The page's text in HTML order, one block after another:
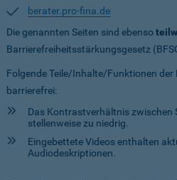
berater.pro-fina.de
Die genannten Seiten sind ebenso
Barrierefreiheitsstärkungsgesetz
Folgende Teile/Inhalte/Funktionen
barrierefrei:
Das Kontrastverhältnis
stellenweise zu niedrig.
Eingebettete Videos enthalten
Audiodeskriptionen.